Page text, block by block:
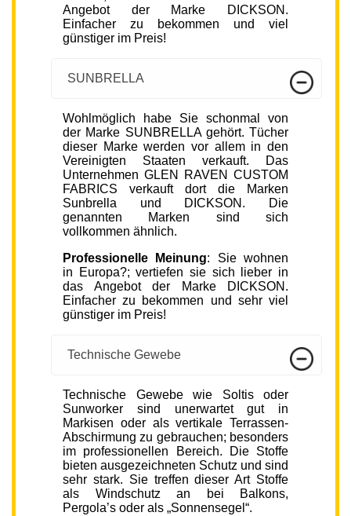
Angebot der Marke DICKSON.
Einfacher zu bekommen und viel
günstiger im Preis!
SUNBRELLA
Wohlmöglich habe Sie schonmal von
der Marke SUNBRELLA gehört. Tücher
dieser Marke werden vor allem in den
Vereinigten Staaten verkauft. Das
Unternehmen GLEN RAVEN CUSTOM
FABRICS verkauft dort die Marken
Sunbrella und DICKSON. Die
genannten Marken sind sich
vollkommen ähnlich.
Professionelle Meinung: Sie wohnen
in Europa?; vertiefen sie sich lieber in
das Angebot der Marke DICKSON.
Einfacher zu bekommen und sehr viel
günstiger im Preis!
Technische Gewebe
Technische Gewebe wie Soltis oder
Sunworker sind unerwartet gut in
Markisen oder als vertikale Terrassen-
Abschirmung zu gebrauchen; besonders
im professionellen Bereich. Die Stoffe
bieten ausgezeichneten Schutz und sind
sehr stark. Sie treffen dieser Art Stoffe
als Windschutz an bei Balkons,
Pergola’s oder als „Sonnensegel“.